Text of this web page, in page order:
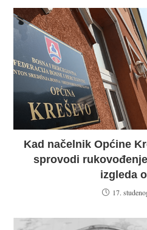
Kad načelnik Općine
sprovodi
izgleda
17.